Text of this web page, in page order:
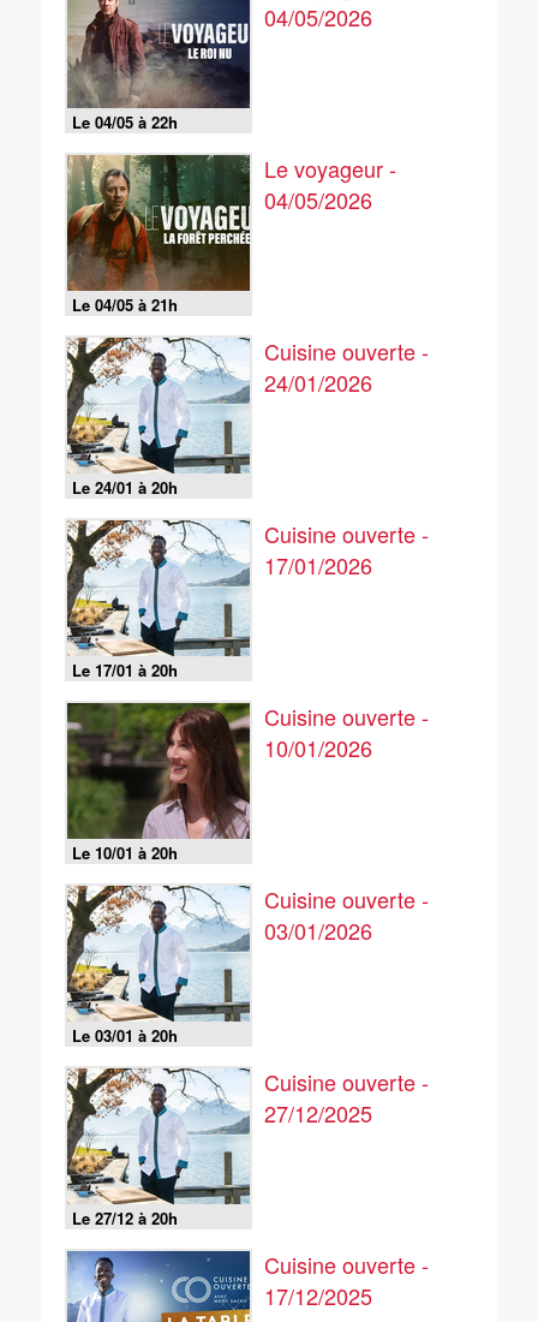
Le 04/05 à 22h
04/05/2026
Le 04/05 à 21h
Le voyageur -
04/05/2026
Le 24/01 à 20h
Cuisine ouverte -
24/01/2026
Le 17/01 à 20h
Cuisine ouverte -
17/01/2026
Le 10/01 à 20h
Cuisine ouverte -
10/01/2026
Le 03/01 à 20h
Cuisine ouverte -
03/01/2026
Le 27/12 à 20h
Cuisine ouverte -
27/12/2025
Cuisine ouverte -
17/12/2025